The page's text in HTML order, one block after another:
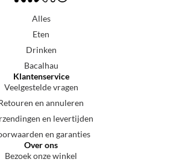
Alles
Eten
Drinken
Bacalhau
Klantenservice
Veelgestelde vragen
en annuleren
en levertijden
en garanties
Over ons
Bezoek onze winkel